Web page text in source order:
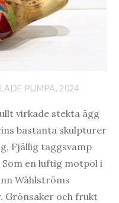
PUMPA, 2024
virkade stekta ägg
bastanta skulpturer
Fjällig taggsvamp
en luftig motpol i
Wåhlströms
Grönsaker och frukt